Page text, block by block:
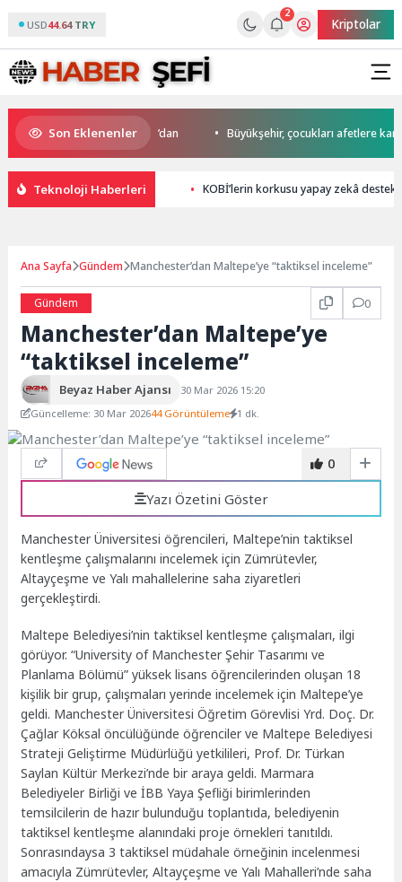
USD44.64 TRY
2
Kriptolar
Son Eklenenler
start Başkan Büyükakın’dan Büyükşehir, çocukları afetlere karşı
Teknoloji Haberleri KOBİ’lerin korkusu yapay zekâ
Ana Sayfa Gündem Manchester’dan Maltepe’ye “taktiksel inceleme”
Gündem 0
Manchester’dan Maltepe’ye
“taktiksel inceleme”
Beyaz Haber Ajansı
30 Mar 2026 15:20
Güncelleme: 30 Mar 202644 Görüntüleme 1 dk.
0
Yazı Özetini Göster
Manchester Üniversitesi öğrencileri, Maltepe’nin taktiksel
kentleşme çalışmalarını incelemek için Zümrütevler,
Altayçeşme ve Yalı mahallelerine saha ziyaretleri
gerçekleştirdi.
Maltepe Belediyesi’nin taktiksel kentleşme çalışmaları, ilgi
görüyor. “University of Manchester Şehir Tasarımı ve
Planlama Bölümü” yüksek lisans öğrencilerinden oluşan 18
kişilik bir grup, çalışmaları yerinde incelemek için Maltepe’ye
geldi. Manchester Üniversitesi Öğretim Görevlisi Yrd. Doç. Dr.
Çağlar Köksal öncülüğünde öğrenciler ve Maltepe Belediyesi
Strateji Geliştirme Müdürlüğü yetkilileri, Prof. Dr. Türkan
Saylan Kültür Merkezi’nde bir araya geldi. Marmara
Belediyeler Birliği ve İBB Yaya Şefliği birimlerinden
temsilcilerin de hazır bulunduğu toplantıda, belediyenin
taktiksel kentleşme alanındaki proje örnekleri tanıtıldı.
Sonrasındaysa 3 taktiksel müdahale örneğinin incelenmesi
amacıyla Zümrütevler, Altayçeşme ve Yalı Mahalleri’nde saha